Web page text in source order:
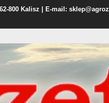
Kalisz | E-mail: